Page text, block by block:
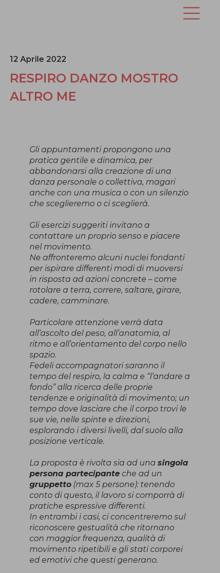
12 Aprile 2022
RESPIRO DANZO MOSTRO
ALTRO ME
Gli appuntamenti propongono una
pratica gentile e dinamica, per
abbandonarsi alla creazione di una
danza personale o collettiva, magari
anche con una musica o con un silenzio
che sceglieremo o ci sceglierà.
Gli esercizi suggeriti invitano a
contattare un proprio senso e piacere
nel movimento.
Ne affronteremo alcuni nuclei fondanti
per ispirare differenti modi di muoversi
in risposta ad azioni concrete – come
rotolare a terra, correre, saltare, girare,
cadere, camminare.
Particolare attenzione verrà data
all’ascolto del peso, all’anatomia, al
ritmo e all’orientamento del corpo nello
spazio.
Fedeli accompagnatori saranno il
tempo del respiro, la calma e “l’andare a
fondo” alla ricerca delle proprie
tendenze e originalità di movimento; un
tempo dove lasciare che il corpo trovi le
sue vie, nelle spinte e direzioni,
esplorando i diversi livelli, dal suolo alla
posizione verticale.
La proposta è rivolta sia ad una singola
persona partecipante che ad un
gruppetto (max 5 persone): tenendo
conto di questo, il lavoro si comporrà di
pratiche espressive differenti.
In entrambi i casi, ci concentreremo sul
riconoscere gestualità che ritornano
con maggior frequenza, qualità di
movimento ripetibili e gli stati corporei
ed emotivi che questi generano.